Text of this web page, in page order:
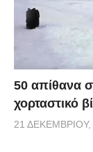
50 απίθανα
χορταστικό
21 ΔΕΚΕΜΒΡΊΟΥ,